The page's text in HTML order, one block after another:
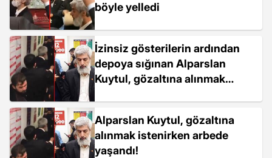
böyle yelledi
İzinsiz gösterilerin ardından
depoya sığınan Alparslan
Kuytul, gözaltına alınmak
Alparslan Kuytul, gözaltına
alınmak istenirken arbede
yaşandı!